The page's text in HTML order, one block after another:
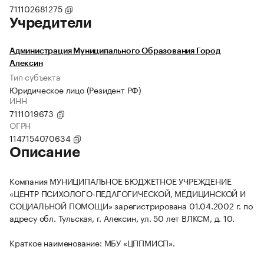
711102681275
Учредители
Администрация Муниципального Образования Город
Алексин
Тип субъекта
Юридическое лицо (Резидент РФ)
ИНН
7111019673
ОГРН
1147154070634
Описание
Компания МУНИЦИПАЛЬНОЕ БЮДЖЕТНОЕ УЧРЕЖДЕНИЕ
«ЦЕНТР ПСИХОЛОГО-ПЕДАГОГИЧЕСКОЙ, МЕДИЦИНСКОЙ И
СОЦИАЛЬНОЙ ПОМОЩИ» зарегистрирована 01.04.2002 г. по
адресу обл. Тульская, г. Алексин, ул. 50 лет ВЛКСМ, д. 10.
Краткое наименование: МБУ «ЦППМИСП».